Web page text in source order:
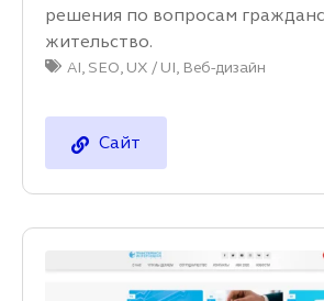
решения по вопросам
жительство.
AI, SEO, UX / UI, Веб-дизайн
Сайт